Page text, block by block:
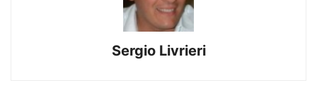
Sergio Livrieri